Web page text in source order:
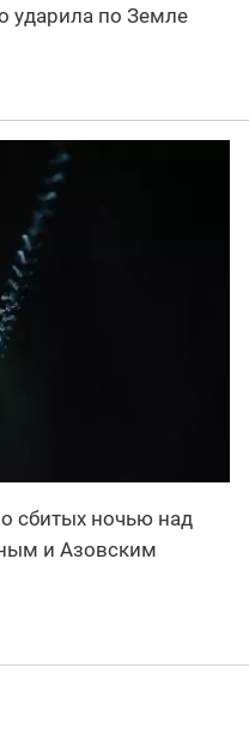
ударила по Земле
сбитых ночью над
и Азовским